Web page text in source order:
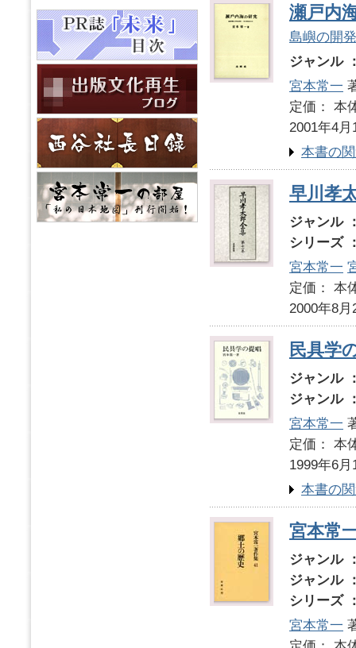
瀬戸内
島嶼の開
ジャンル
宮本常一
定価：
2001年4月
本書の
早川孝
ジャンル
シリーズ
宮本常一
定価：
2000年8月
民具学
ジャンル
ジャンル
宮本常一
定価：
1999年6月
本書の
宮本常
ジャンル
ジャンル
シリーズ
宮本常一